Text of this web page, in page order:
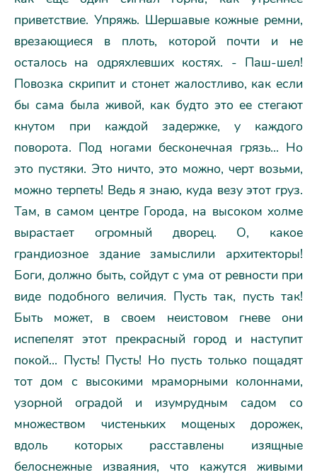
приветствие. Упряжь. Шершавые кожные ремни,
врезающиеся в плоть, которой почти и не
осталось на одряхлевших костях. - Паш-шел!
Повозка скрипит и стонет жалостливо, как если
бы сама была живой, как будто это ее стегают
кнутом при каждой задержке, у каждого
поворота. Под ногами бесконечная грязь... Hо
это пустяки. Это ничто, это можно, черт возьми,
можно терпеть! Ведь я знаю, куда везу этот груз.
Там, в самом центре Города, на высоком холме
вырастает огромный дворец. О, какое
грандиозное здание замыслили архитекторы!
Боги, должно быть, сойдут с ума от ревности при
виде подобного величия. Пусть так, пусть так!
Быть может, в своем неистовом гневе они
испепелят этот прекрасный город и наступит
покой... Пусть! Пусть! Hо пусть только пощадят
тот дом с высокими мраморными колоннами,
узорной оградой и изумрудным садом со
множеством чистеньких мощеных дорожек,
вдоль которых расставлены изящные
белоснежные изваяния, что кажутся живыми